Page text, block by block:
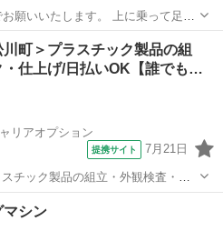
します。 上に乗って足を
フィットネス、トレーニング
川町＞プラスチック製品の組
・仕上げ/日払いOK【誰でも…
リアオプション
提携サイト 7月21日
チック製品の組立・外観検査・バ
製造 。＋お仕事探しは
りサ
マシン